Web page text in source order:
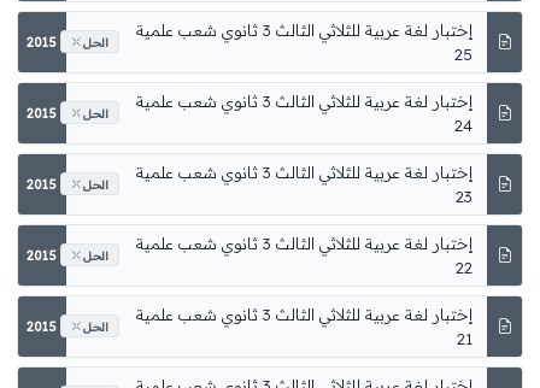
2015 الحل
2015 الحل
2015 الحل
2015 الحل
2015 الحل